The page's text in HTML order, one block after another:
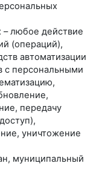
– любое действие
(операций),
автоматизации
с персональными
передачу
уничтожение
муниципальный